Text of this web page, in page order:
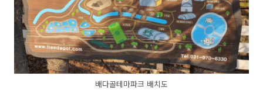
배다골테마파크 배치도